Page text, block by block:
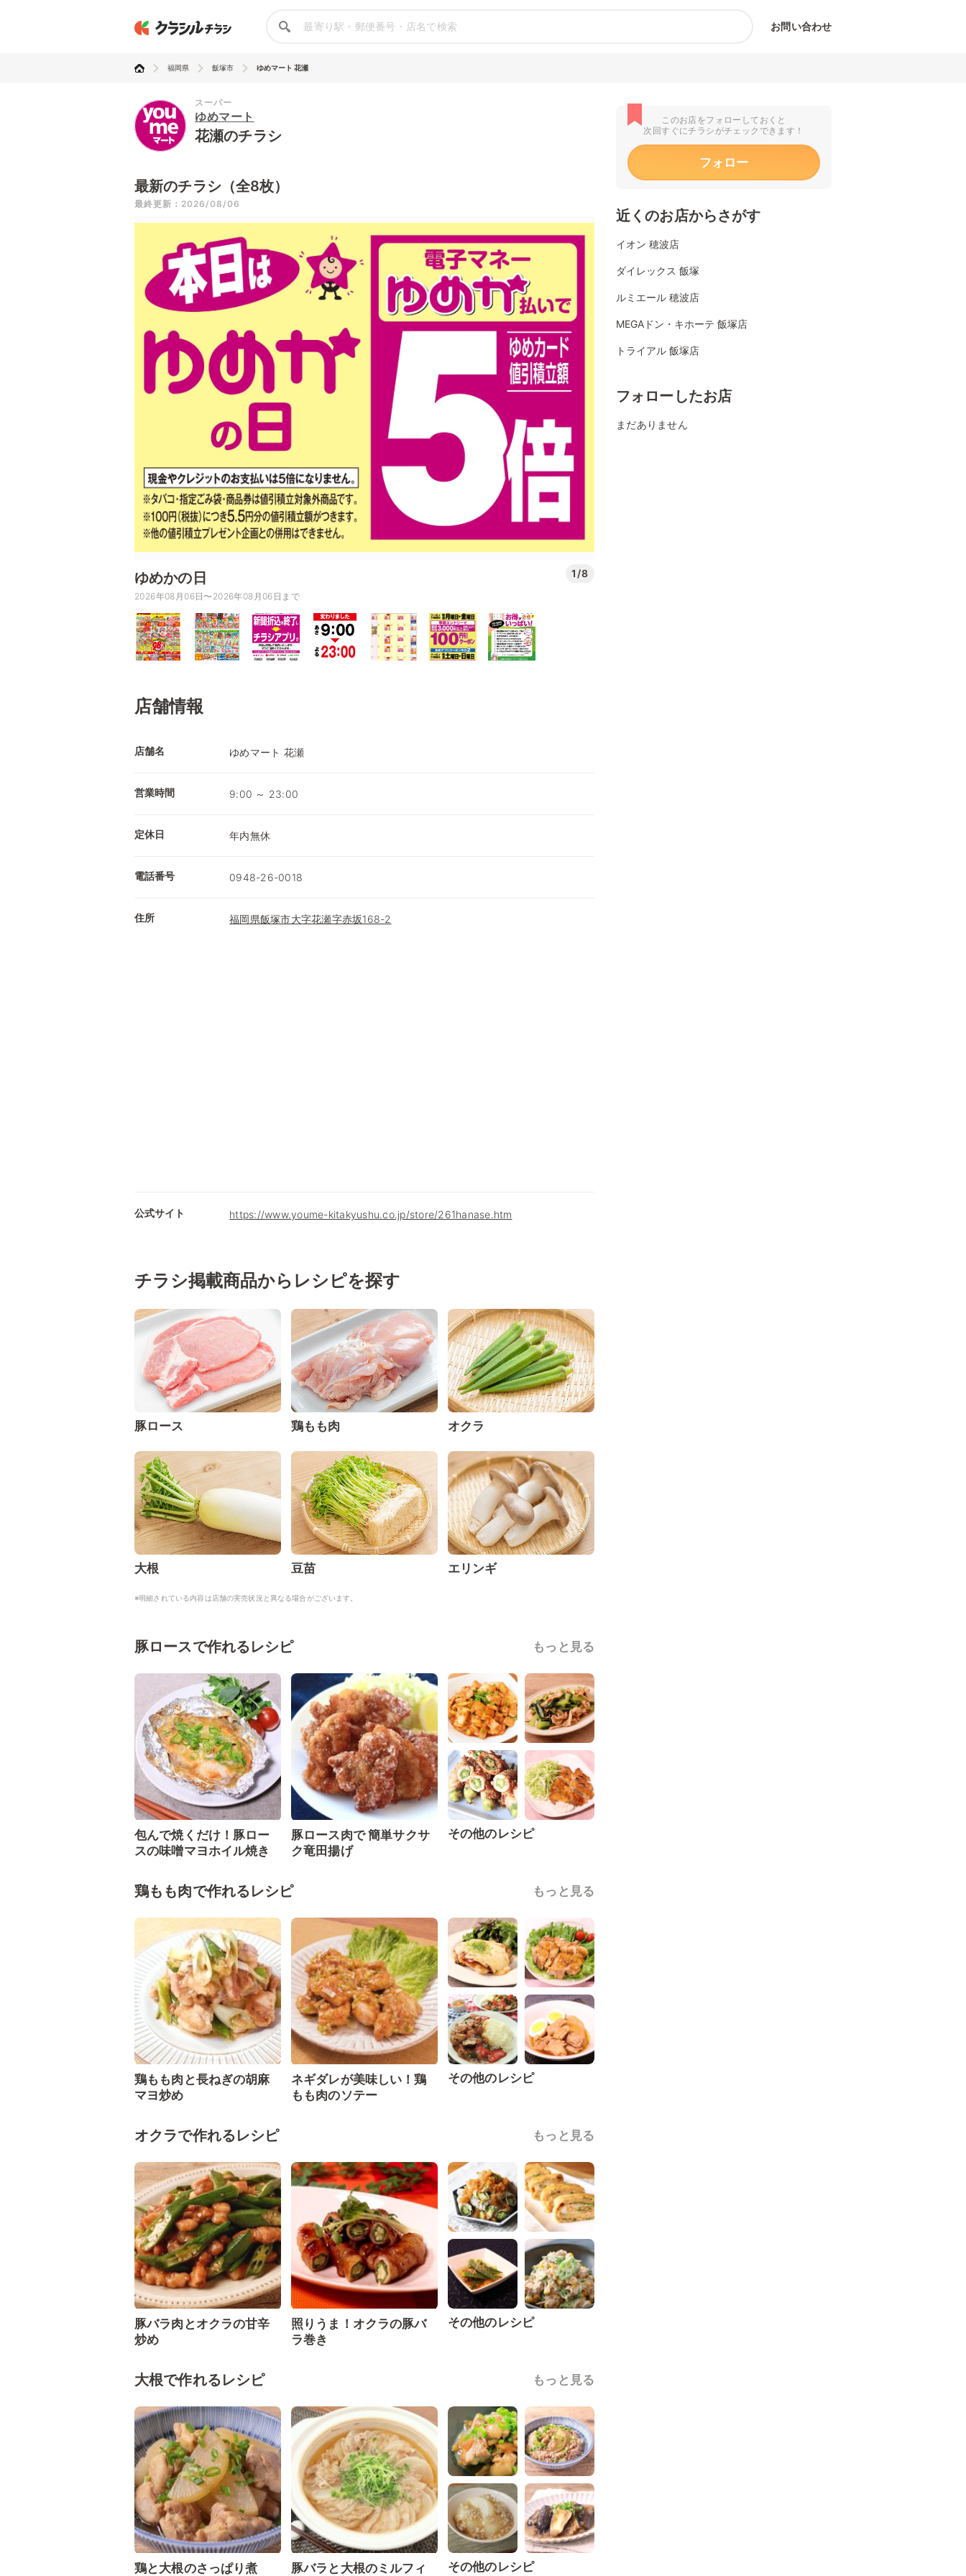
お問い合わせ
福岡県 飯塚市 ゆめマート 花瀬
スーパー
ゆめマート
花瀬のチラシ
最新のチラシ（全8枚）
最終更新：2026/08/06
ゆめかの日 1/8
2026年08月06日〜2026年08月06日まで
店舗情報
店舗名 ゆめマート 花瀬
営業時間 9:00 ～ 23:00
定休日 年内無休
電話番号 0948-26-0018
住所 福岡県飯塚市大字花瀬字赤坂168-2
公式サイト https://www.youme-kitakyushu.co.jp/store/261hanase.htm
チラシ掲載商品からレシピを探す
豚ロース 鶏もも肉 オクラ
大根 豆苗 エリンギ
※明細されている内容は店舗の実売状況と異なる場合がございます。
豚ロースで作れるレシピ もっと見る
包んで焼くだけ！豚ロー
スの味噌マヨホイル焼き
豚ロース肉で 簡単サクサ
ク竜田揚げ
その他のレシピ
鶏もも肉で作れるレシピ もっと見る
鶏もも肉と長ねぎの胡麻
マヨ炒め
ネギダレが美味しい！鶏
もも肉のソテー
その他のレシピ
オクラで作れるレシピ もっと見る
豚バラ肉とオクラの甘辛
炒め
照りうま！オクラの豚バ
ラ巻き
その他のレシピ
大根で作れるレシピ もっと見る
鶏と大根のさっぱり煮 豚バラと大根のミルフィ その他のレシピ
このお店をフォローしておくと
次回すぐにチラシがチェックできます！
フォロー
近くのお店からさがす
イオン 穂波店
ダイレックス 飯塚
ルミエール 穂波店
MEGAドン・キホーテ 飯塚店
トライアル 飯塚店
フォローしたお店
まだありません